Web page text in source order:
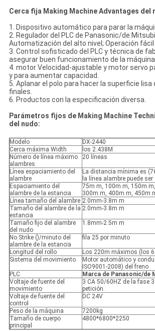
Cerca fija Making Machine Advantages del
1. Dispositivo automático para parar la
2. Regulador del PLC de Panasonic/de
Automatización del alto nivel; Operación fácil
3. Control sofisticado del PLC y técnica de
asegurar buen funcionamiento de la
4. motor Velocidad-ajustable y motor servo
y para aumentar capacidad.
5. Aplanar el polo para hacer la superficie
finales.
6. Productos con la especificación diversa.
Parámetros fijos de Making Machine
del nudo:
Modelo
DX-2440
Cerca máxima Width
los 2.438M
Número de línea máximo
alambres
20 líneas
Línea espaciamiento del
alambre
La distancia mínima es
la línea alambre puede
Espaciamiento del
alambre de la estancia
75m m, 100m m, 150m
300m m, 400m m, 450m
Línea tamaño del alambre 2.0mm-3.8m m
Tamaño del alambre de la
estancia
2.0mm-3.8m m
Tamaño fijo del alambre
del nudo
1.8mm-2.5m m
No.Strike ()/minuto del
alambre de la estancia
fila 25 por minuto
Longitud del rollo
Los 220m máximos (los
Sistema del movimiento
Motor automático y
ISO9001-2008) del freno
PLC
Marca de Panasonic/de
Voltaje de fuente del
movimiento
3 CA 50/60HZ de la fase
petición.
Voltaje de fuente del
control
DC 24V
Peso de la máquina
7200kg
Tamaño de cuerpo
principal
4800*6800*2250